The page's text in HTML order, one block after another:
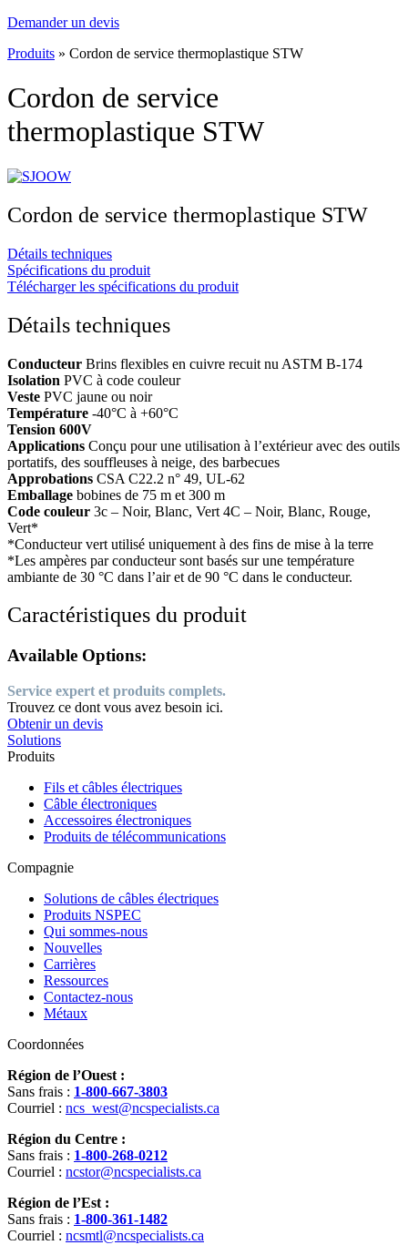
Demander un devis
Produits » Cordon de service thermoplastique STW
Cordon de service
thermoplastique STW
Cordon de service thermoplastique STW
Détails techniques
Spécifications du produit
Télécharger les spécifications du produit
Détails techniques
Conducteur Brins flexibles en cuivre recuit nu ASTM B-174
Isolation PVC à code couleur
Veste PVC jaune ou noir
Température -40°C à +60°C
Tension 600V
Applications Conçu pour une utilisation à l’extérieur avec des outils
portatifs, des souffleuses à neige, des barbecues
Approbations CSA C22.2 n° 49, UL-62
Emballage bobines de 75 m et 300 m
Code couleur 3c – Noir, Blanc, Vert 4C – Noir, Blanc, Rouge,
Vert*
*Conducteur vert utilisé uniquement à des fins de mise à la terre
*Les ampères par conducteur sont basés sur une température
ambiante de 30 °C dans l’air et de 90 °C dans le conducteur.
Caractéristiques du produit
Available Options:
Service expert et produits complets.
Trouvez ce dont vous avez besoin ici.
Obtenir un devis
Solutions
Produits
Fils et câbles électriques
Câble électroniques
Accessoires électroniques
Produits de télécommunications
Compagnie
Solutions de câbles électriques
Produits NSPEC
Qui sommes-nous
Nouvelles
Carrières
Ressources
Contactez-nous
Métaux
Coordonnées
Région de l’Ouest :
Sans frais : 1-800-667-3803
Courriel : ncs_west@ncspecialists.ca
Région du Centre :
Sans frais : 1-800-268-0212
Courriel : ncstor@ncspecialists.ca
Région de l’Est :
Sans frais : 1-800-361-1482
Courriel : ncsmtl@ncspecialists.ca